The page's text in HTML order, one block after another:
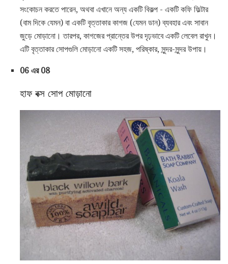
সংকোচন করতে পারেন, অথবা এখানে অন্য একটি বিকল্প - একটি কফি ফিল্টার
(বাম দিকে যেমন) বা একটি বৃত্তাকার কাগজ (যেমন ডান) ব্যবহার এবং সাবান
জুড়ে মোড়ানো। তারপর, কাগজের প্রান্তের উপর দৃঢ়ভাবে একটি লেবেল রাখুন।
এটি বৃত্তাকার সোপগুলি মোড়ানো একটি সহজ, পরিষ্কার, সুন্দর-সুন্দর উপায়।
06 এর 08
হাফ বক্স সোপ মোড়ানো